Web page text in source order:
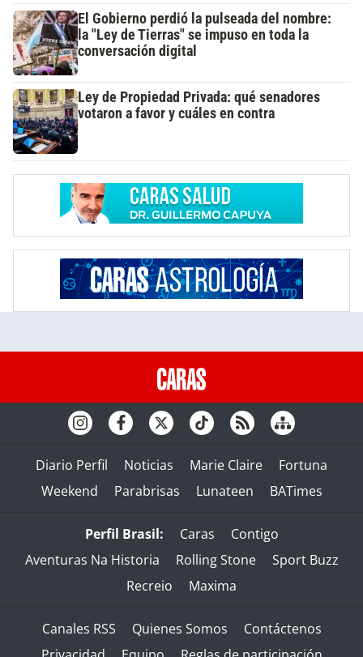
El Gobierno perdió la pulseada del nombre:
la "Ley de Tierras" se impuso en toda la
conversación digital
Ley de Propiedad Privada: qué senadores
votaron a favor y cuáles en contra
Diario Perfil Noticias Marie Claire
Fortuna
Weekend
Parabrisas Lunateen BATimes
Perfil Brasil: Caras
Contigo
Aventuras Na Historia
Rolling Stone
Sport Buzz
Recreio
Maxima
Canales RSS Quienes Somos
Contáctenos